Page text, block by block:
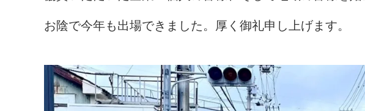
お陰で今年も出場できました。厚く御礼申し上げます。